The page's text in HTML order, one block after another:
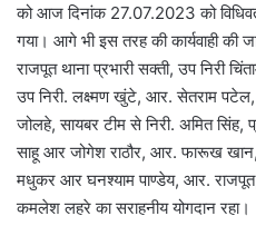
को आज दिनांक 27.07.2023 को
गया। आगे भी इस तरह की कार्यवाही की
राजपूत थाना प्रभारी सक्ती, उप निरी
उप निरी. लक्ष्मण खुंटे, आर. सेतराम
जोलहे, सायबर टीम से निरी. अमित
साहू आर जोगेश राठौर, आर. फारूख
मधुकर आर घनश्याम पाण्डेय, आर.
कमलेश लहरे का सराहनीय योगदान रहा।